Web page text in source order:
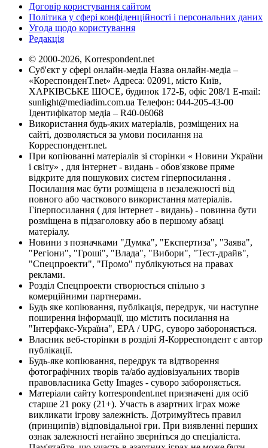
Договір користування сайтом
Політика у сфері конфіденційності і персональних даних
Угода щодо користування
Редакція
© 2000-2026, Korrespondent.net
Суб'єкт у сфері онлайн-медіа Назва онлайн-медіа –
«КореспонденТ.net» Адреса: 02091, місто Київ,
ХАРКІВСЬКЕ ШОСЕ, будинок 172-Б, офіс 208/1 E-mail:
sunlight@mediadim.com.ua Телефон: 044-205-43-00
Ідентифікатор медіа – R40-06068
Використання будь-яких матеріалів, розміщених на
сайті, дозволяється за умови посилання на
Корреспондент.net.
При копіюванні матеріалів зі сторінки « Новини України
і світу» , для інтернет - видань - обов'язкове пряме
відкрите для пошукових систем гіперпосилання .
Посилання має бути розміщена в незалежності від
повного або часткового використання матеріалів.
Гіперпосилання ( для інтернет - видань) - повинна бути
розміщена в підзаголовку або в першому абзаці
матеріалу.
Новини з позначками "Думка", "Експертиза", "Заява",
"Регіони", "Гроші", "Влада", "Вибори", "Тест-драйв",
"Спецпроекти", "Промо" публікуються на правах
реклами.
Розділ Спецпроекти створюється спільно з
комерційними партнерами.
Будь яке копіювання, публікація, передрук, чи наступне
поширення інформації, що містить посилання на
"Інтерфакс-Україна", EPA / UPG, суворо забороняється.
Власник веб-сторінки в розділі Я-Корреспондент є автор
публікації.
Будь-яке копіювання, передрук та відтворення
фотографічних творів та/або аудіовізуальних творів
правовласника Getty Images - суворо забороняється.
Матеріали сайту korrespondent.net призначені для осіб
старше 21 року (21+). Участь в азартних іграх може
викликати ігрову залежність. Дотримуйтесь правил
(принципів) відповідальної гри. При виявленні перших
ознак залежності негайно зверніться до спеціаліста.